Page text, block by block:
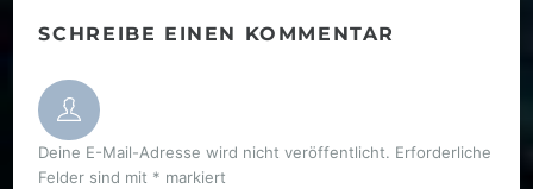
SCHREIBE EINEN KOMMENTAR
Deine E-Mail-Adresse wird nicht veröffentlicht. Erforderliche
Felder sind mit * markiert